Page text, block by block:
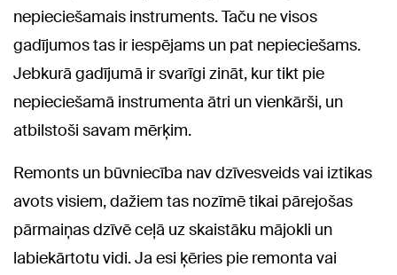
nepieciešamais instruments. Taču ne visos
gadījumos tas ir iespējams un pat nepieciešams.
Jebkurā gadījumā ir svarīgi zināt, kur tikt pie
nepieciešamā instrumenta ātri un vienkārši, un
atbilstoši savam mērķim.
Remonts un būvniecība nav dzīvesveids vai iztikas
avots visiem, dažiem tas nozīmē tikai pārejošas
pārmaiņas dzīvē ceļā uz skaistāku mājokli un
labiekārtotu vidi. Ja esi ķēries pie remonta vai